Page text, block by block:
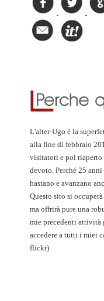
L'alter-Ugo è la
alla fine di febbraio
visitatori e poi riaperto
devoto. Perché 25
bastano e avanzano
Questo sito si
ma offrirà pure una
mie precedenti attività
accedere a tutti i miei
flickr)